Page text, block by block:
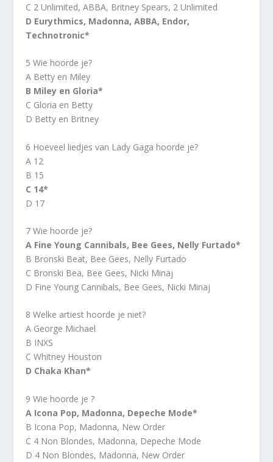
C 2 Unlimited, ABBA, Britney Spears, 2 Unlimited
D Eurythmics, Madonna, ABBA, Endor,
Technotronic*
5 Wie hoorde je?
A Betty en Miley
B Miley en Gloria*
C Gloria en Betty
D Betty en Britney
6 Hoeveel liedjes van Lady Gaga hoorde je?
A 12
B 15
C 14*
D 17
7 Wie hoorde je?
A Fine Young Cannibals, Bee Gees, Nelly Furtado*
B Bronski Beat, Bee Gees, Nelly Furtado
C Bronski Bea, Bee Gees, Nicki Minaj
D Fine Young Cannibals, Bee Gees, Nicki Minaj
8 Welke artiest hoorde je niet?
A George Michael
B INXS
C Whitney Houston
D Chaka Khan*
9 Wie hoorde je ?
A Icona Pop, Madonna, Depeche Mode*
B Icona Pop, Madonna, New Order
C 4 Non Blondes, Madonna, Depeche Mode
D 4 Non Blondes, Madonna, New Order